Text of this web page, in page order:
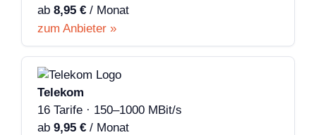
ab 8,95 € / Monat
zum Anbieter »
Telekom
16 Tarife · 150–1000 MBit/s
ab 9,95 € / Monat